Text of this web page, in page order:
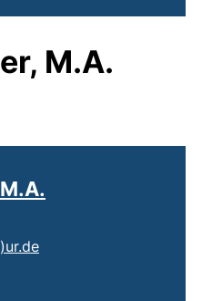
M.A.
(öffnet Ihr E-Mail-